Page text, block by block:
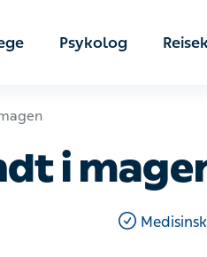
Psykolog
i magen